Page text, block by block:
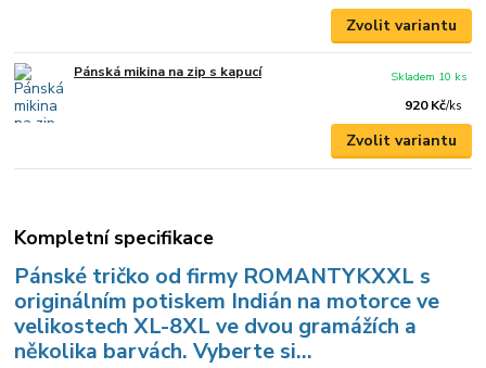
Zvolit variantu
Pánská mikina na zip s kapucí
920 Kč/ks
Skladem 10 ks
Zvolit variantu
Kompletní specifikace
Pánské tričko od firmy ROMANTYKXXL s
originálním potiskem Indián na motorce ve
velikostech XL-8XL ve dvou gramážích a
několika barvách. Vyberte si...